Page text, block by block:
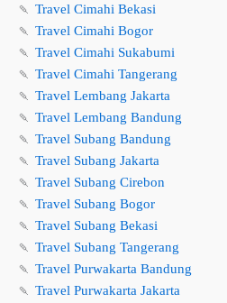
🍡 Travel Cimahi Bekasi
🍡 Travel Cimahi Bogor
🍡 Travel Cimahi Sukabumi
🍡 Travel Cimahi Tangerang
🍡 Travel Lembang Jakarta
🍡 Travel Lembang Bandung
🍡 Travel Subang Bandung
🍡 Travel Subang Jakarta
🍡 Travel Subang Cirebon
🍡 Travel Subang Bogor
🍡 Travel Subang Bekasi
🍡 Travel Subang Tangerang
🍡 Travel Purwakarta Bandung
🍡 Travel Purwakarta Jakarta